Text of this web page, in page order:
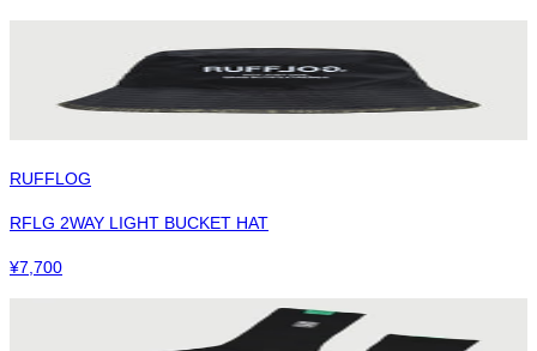
RUFFLOG
RFLG 2WAY LIGHT BUCKET HAT
¥7,700